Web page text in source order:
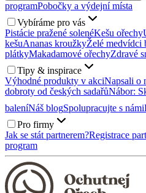
programPobočky a výdejní místa
Vybíráme pro vás
Pistácie pražené solenéKešu ořechy
kešuAnanas kroužkyŽelé medvídci
plátkyMakadamové ořechyZdravé
Tipy & inspirace
Výhodné produkty v akciNapsali o
dobroty od českých sadařůNábor:
baleníNáš blogSpolupracujte s námi
Pro firmy
Jak se stát partnerem?Registrace
program